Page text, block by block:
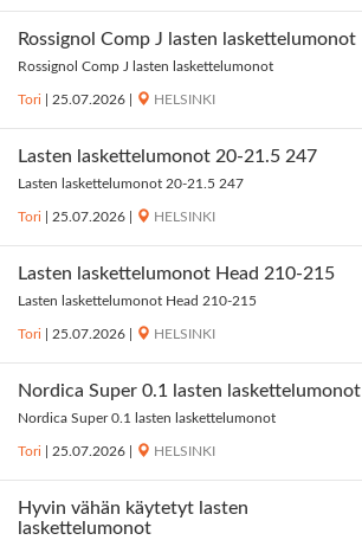
Rossignol Comp J lasten laskettelumonot
Rossignol Comp J lasten laskettelumonot
Tori 25.07.2026 HELSINKI
Lasten laskettelumonot 20-21.5 247
Lasten laskettelumonot 20-21.5 247
Tori 25.07.2026 HELSINKI
Lasten laskettelumonot Head 210-215
Lasten laskettelumonot Head 210-215
Tori 25.07.2026 HELSINKI
Nordica Super 0.1 lasten laskettelumonot
Nordica Super 0.1 lasten laskettelumonot
Tori 25.07.2026 HELSINKI
Hyvin vähän käytetyt lasten
laskettelumonot